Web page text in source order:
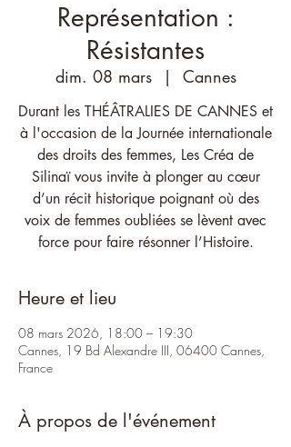
Représentation :
Résistantes
dim. 08 mars
  |
Cannes
Durant les THÉÂTRALIES DE CANNES et
à l'occasion de la Journée internationale
des droits des femmes, Les Créa de
Silinaï vous invite à plonger au cœur
d’un récit historique poignant où des
voix de femmes oubliées se lèvent avec
force pour faire résonner l’Histoire.
Heure et lieu
08 mars 2026, 18:00 – 19:30
Cannes, 19 Bd Alexandre III, 06400 Cannes,
France
À propos de l'événement